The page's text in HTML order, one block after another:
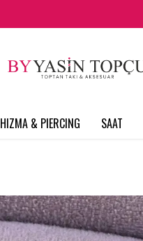
HIZMA & PIERCING SAAT